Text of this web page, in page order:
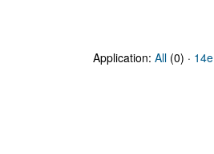
Application: All (0) ·